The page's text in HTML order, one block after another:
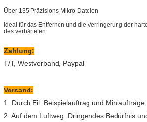
Über 135 Präzisions-Mikro-Dateien
Ideal für das Entfernen und die Verringerung der
des verhärteten
Zahlung:
T/T, Westverband, Paypal
Versand:
1. Durch Eil: Beispielauftrag und Miniaufträge
2. Auf dem Luftweg: Dringendes Bedürfnis